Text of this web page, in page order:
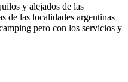
y alejados de las
de las localidades argentinas
pero con los servicios y